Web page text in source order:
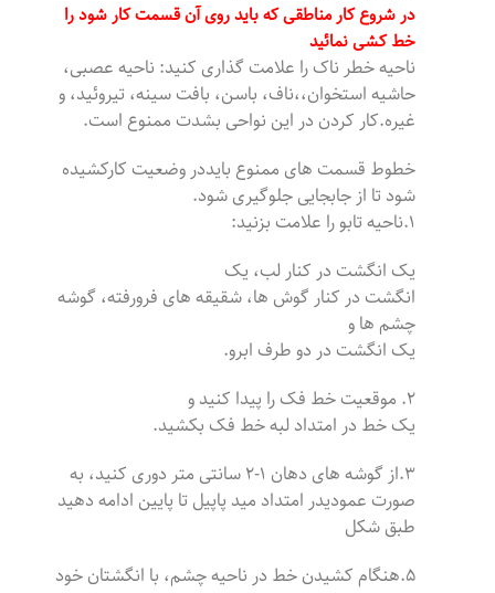
در شروع کار مناطقی که باید روی آن قسمت کار شود را
خط کشی نمائید
ناحیه خطر ناک را علامت گذاری کنید: ناحیه عصبی،
حاشیه استخوان،،ناف، باسن، بافت سینه، تیروئید، و
غیره.کار کردن در این نواحی بشدت ممنوع است.
خطوط قسمت های ممنوع بایددر وضعیت کارکشیده
شود تا از جابجایی جلوگیری شود.
۱.ناحیه تابو را علامت بزنید:
یک انگشت در کنار لب، یک
انگشت در کنار گوش ها، شقیقه های فرورفته، گوشه
چشم ها و
یک انگشت در دو طرف ابرو.
۲. موقعیت خط فک را پیدا کنید و
یک خط در امتداد لبه خط فک بکشید.
۳.از گوشه های دهان ۱-۲ سانتی متر دوری کنید، به
صورت عمودیدر امتداد مید پاپیل تا پایین ادامه دهید
طبق شکل
۵.هنگام کشیدن خط در ناحیه چشم، با انگشتان خود